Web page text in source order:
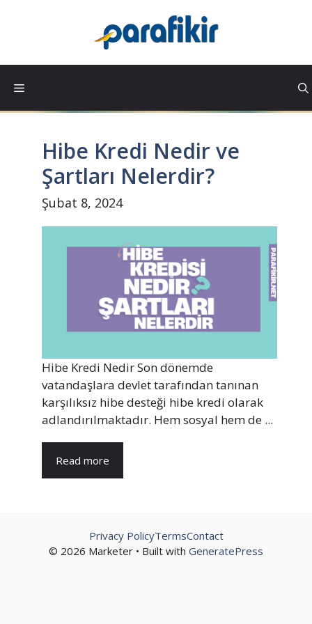
Hibe Kredi Nedir ve
Şartları Nelerdir?
Şubat 8, 2024
Hibe Kredi Nedir Son dönemde
vatandaşlara devlet tarafından tanınan
karşılıksız hibe desteği hibe kredi olarak
adlandırılmaktadır. Hem sosyal hem de ...
Read more
© 2026 Marketer • Built with GeneratePress
Privacy PolicyTermsContact